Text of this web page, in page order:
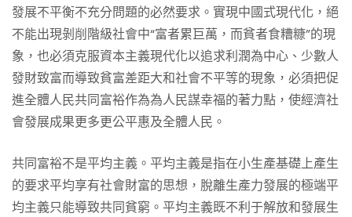
發展不平衡不充分問題的必然要求。實現中國式現代化，絕
不能出現剝削階級社會中“富者累巨萬，而貧者食糟糠”的現
象，也必須克服資本主義現代化以追求利潤為中心、少數人
發財致富而導致貧富差距大和社會不平等的現象，必須把促
進全體人民共同富裕作為為人民謀幸福的著力點，使經濟社
會發展成果更多更公平惠及全體人民。
共同富裕不是平均主義。平均主義是指在小生產基礎上產生
的要求平均享有社會財富的思想，脫離生產力發展的極端平
均主義只能導致共同貧窮。平均主義既不利于解放和發展生